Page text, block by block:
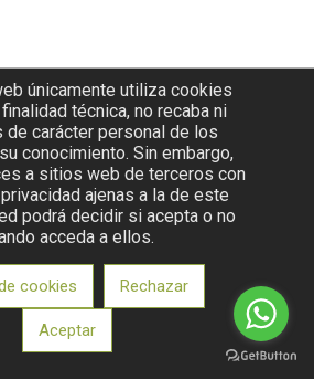
únicamente utiliza cookies
técnica, no recaba ni
de carácter personal de los
conocimiento. Sin embargo,
a sitios web de terceros con
ajenas a la de este
podrá decidir si acepta o no
acceda a ellos.
cookies Rechazar
Aceptar